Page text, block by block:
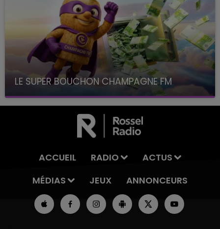
LE SUPER BOUCHON CHAMPAGNE FM
avec La Famille Champagne FM, à 8H10
ACCUEIL RADIO
ACTUS
MÉDIAS
JEUX ANNONCEURS